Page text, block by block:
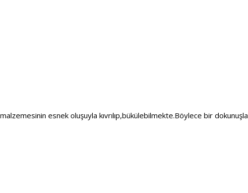
esnek oluşuyla kıvrılıp,bükülebilmekte.Böylece bir dokunuşla